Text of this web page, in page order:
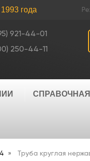
года
921-44-01
250-44-11
Труба круглая